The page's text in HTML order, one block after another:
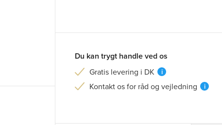
Du kan trygt handle ved os
Gratis levering i DK i
Kontakt os for råd og vejledning i